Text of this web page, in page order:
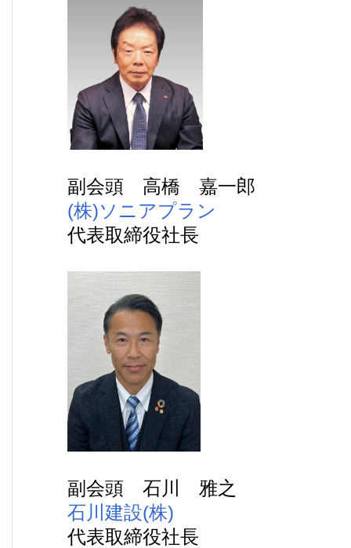
副会頭 高橋 嘉一郎
(株)ソニアプラン
代表取締役社長
副会頭 石川 雅之
石川建設(株)
代表取締役社長